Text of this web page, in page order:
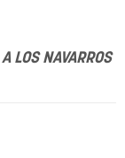
LOS NAVARROS